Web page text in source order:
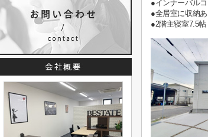
●インナーバル
●全居室に収納
●2階主寝室7.5帖